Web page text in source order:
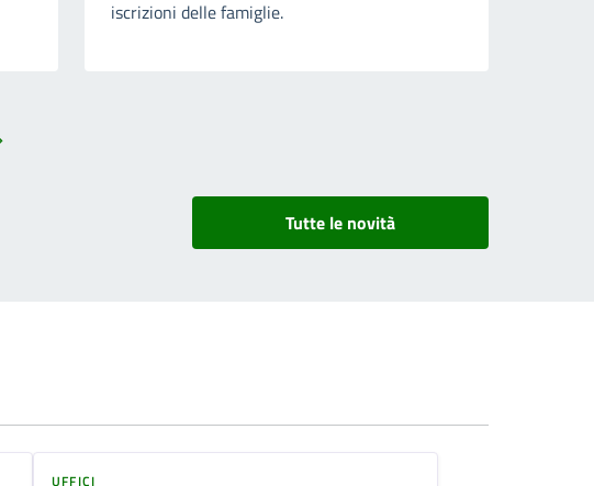
iscrizioni delle famiglie.
Tutte le novità
UFFICI